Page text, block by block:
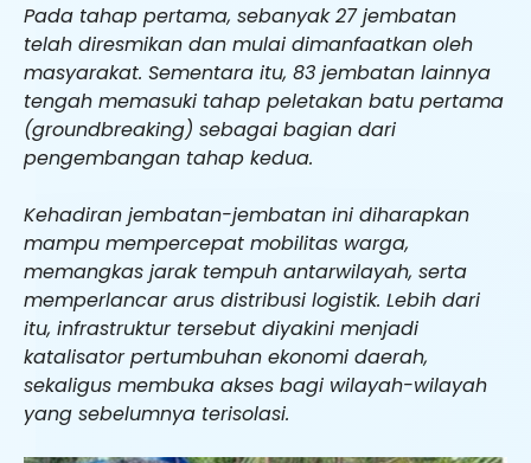
Pada tahap pertama, sebanyak 27 jembatan
telah diresmikan dan mulai dimanfaatkan oleh
masyarakat. Sementara itu, 83 jembatan lainnya
tengah memasuki tahap peletakan batu pertama
(groundbreaking) sebagai bagian dari
pengembangan tahap kedua.
Kehadiran jembatan-jembatan ini diharapkan
mampu mempercepat mobilitas warga,
memangkas jarak tempuh antarwilayah, serta
memperlancar arus distribusi logistik. Lebih dari
itu, infrastruktur tersebut diyakini menjadi
katalisator pertumbuhan ekonomi daerah,
sekaligus membuka akses bagi wilayah-wilayah
yang sebelumnya terisolasi.